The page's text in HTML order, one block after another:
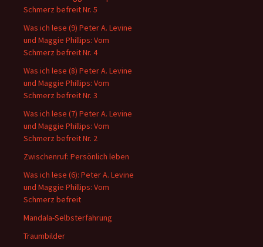
Schmerz befreit Nr. 5
Was ich lese (9) Peter A. Levine
und Maggie Phillips: Vom
Schmerz befreit Nr. 4
Was ich lese (8) Peter A. Levine
und Maggie Phillips: Vom
Schmerz befreit Nr. 3
Was ich lese (7) Peter A. Levine
und Maggie Phillips: Vom
Schmerz befreit Nr. 2
Zwischenruf: Persönlich leben
Was ich lese (6): Peter A. Levine
und Maggie Phillips: Vom
Schmerz befreit
Mandala-Selbsterfahrung
Traumbilder